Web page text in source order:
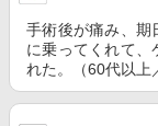
手術後が痛み、期
に乗ってくれて、
れた。（60代以上